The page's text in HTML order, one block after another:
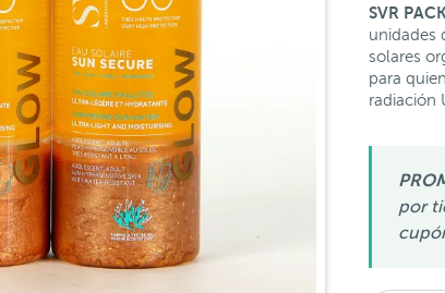
SVR
unidades
solares
para
radiación
por